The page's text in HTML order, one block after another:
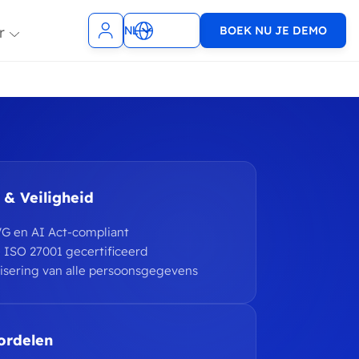
WooCommerce
NL
EN
BOEK NU JE DEMO
& Veiligheid
en AI Act-compliant
ISO 27001 gecertificeerd
van alle persoonsgegevens